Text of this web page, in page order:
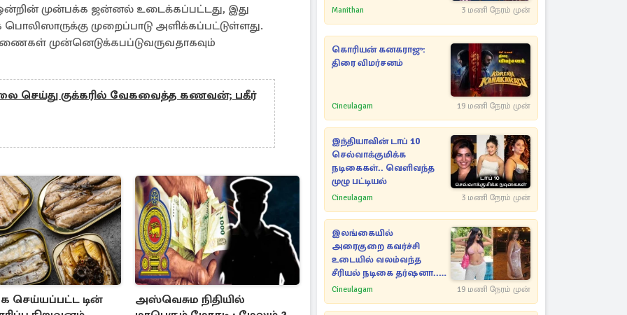
முன்பக்க ஜன்னல் உடைக்கப்பட்டது, இது
முறைப்பாடு அளிக்கப்பட்டுள்ளது.
முன்னெடுக்கபப்டுவருவதாகவும்
குக்கரில் வேகவைத்த கணவன்; பகீர்
செய்யப்பட்ட டின்
அஸ்வெசும நிதியில்
ராசிகள்!
Manithan 3 மணி நேரம் முன்
கொரியன் கனகராஜு:
திரை விமர்சனம்
Cineulagam 19 மணி நேரம் முன்
இந்தியாவின் டாப் 10
செல்வாக்குமிக்க
நடிகைகள்.. வெளிவந்த
முழு பட்டியல்
Cineulagam 3 மணி நேரம் முன்
இலங்கையில்
அரைகுறை கவர்ச்சி
உடையில் வலம்வந்த
சீரியல் நடிகை தர்ஷனா...
அவரே வெளியிட்ட
Cineulagam 19 மணி நேரம் முன்